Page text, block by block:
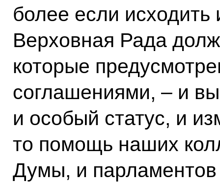
более если исходить
Верховная Рада
которые
соглашениями, – и
и особый статус, и
то помощь наших
Думы, и